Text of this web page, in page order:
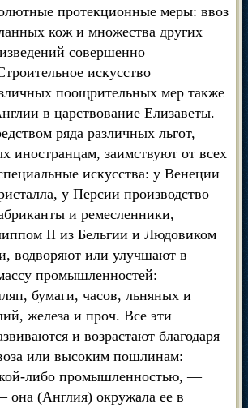
протекционные меры: ввоз
кож и множества других
совершенно
искусство
поощрительных мер также
в царствование Елизаветы.
ряда различных льгот,
иностранцам, заимствуют от всех
искусства: у Венеции
у Персии производство
и ремесленники,
II из Бельгии и Людовиком
водворяют или улучшают в
промышленностей:
бумаги, часов, льняных и
железа и проч. Все эти
и возрастают благодаря
или высоким пошлинам:
либо промышленностью, —
она (Англия) окружала ее в